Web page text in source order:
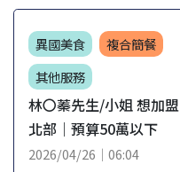
異國美食
複合簡餐
其他服務
林〇蓁先生/小姐 想加盟
北部｜預算50萬以下
2026/04/26｜06:04